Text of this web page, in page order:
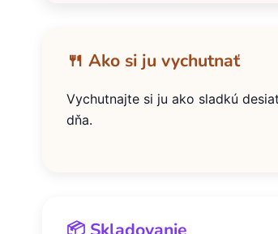
🍴 Ako si ju vychutnať
Vychutnajte si ju ako sladkú
dňa.